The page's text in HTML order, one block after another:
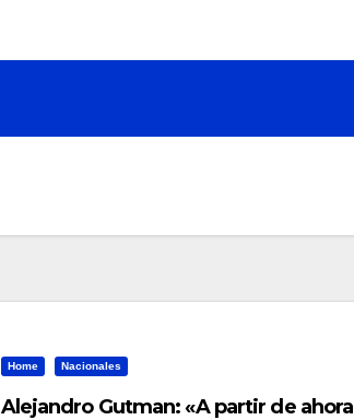
Home Nacionales
Alejandro Gutman: «A partir de ahora